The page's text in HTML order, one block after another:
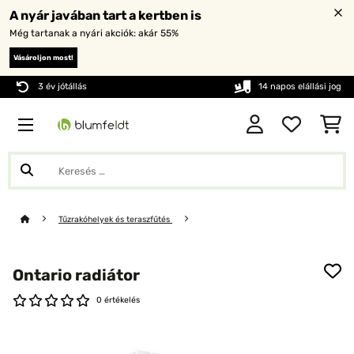
A nyár javában tart a kertben is
Még tartanak a nyári akciók: akár 55%
Vásároljon most!
3 év jótállás 14 napos elállási jog
Tűzrakóhelyek és teraszfűtés
Ontario radiátor
0 értékelés